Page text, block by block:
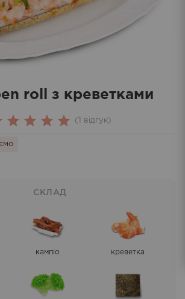
roll з креветками
Rated
on
rating
( відгук)
СКЛАД
кампіо креветка